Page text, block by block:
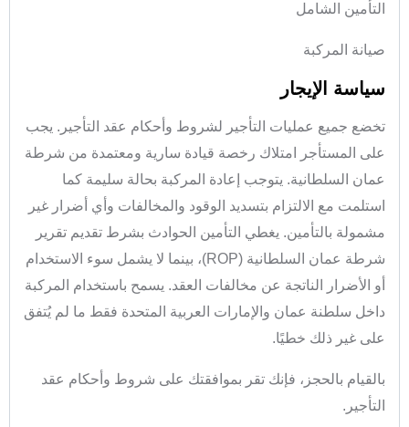
التأمين الشامل
صيانة المركبة
سياسة الإيجار
تخضع جميع عمليات التأجير لشروط وأحكام عقد التأجير. يجب
على المستأجر امتلاك رخصة قيادة سارية ومعتمدة من شرطة
عمان السلطانية. يتوجب إعادة المركبة بحالة سليمة كما
استلمت مع الالتزام بتسديد الوقود والمخالفات وأي أضرار غير
مشمولة بالتأمين. يغطي التأمين الحوادث بشرط تقديم تقرير
شرطة عمان السلطانية (ROP)، بينما لا يشمل سوء الاستخدام
أو الأضرار الناتجة عن مخالفات العقد. يسمح باستخدام المركبة
داخل سلطنة عمان والإمارات العربية المتحدة فقط ما لم يُتفق
على غير ذلك خطيًا.
بالقيام بالحجز، فإنك تقر بموافقتك على شروط وأحكام عقد
التأجير.